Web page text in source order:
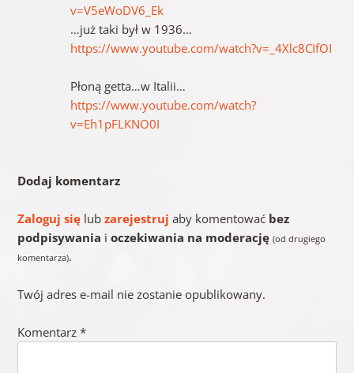
v=V5eWoDV6_Ek
…już taki był w 1936…
https://www.youtube.com/watch?v=_4Xlc8CIfOI
Płoną getta…w Italii…
https://www.youtube.com/watch?
v=Eh1pFLKNO0I
Dodaj komentarz
Zaloguj sięlub zarejestruj aby komentować bez
podpisywania i oczekiwania na moderację (od drugiego
komentarza).
Twój adres e-mail nie zostanie opublikowany.
Komentarz *